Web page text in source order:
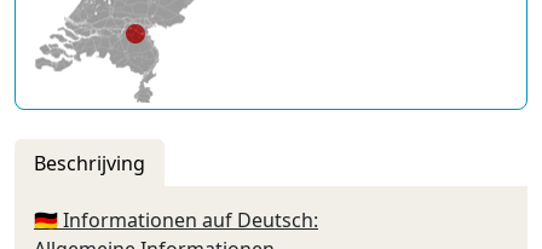
Beschrijving
🇩🇪 Informationen auf Deutsch: